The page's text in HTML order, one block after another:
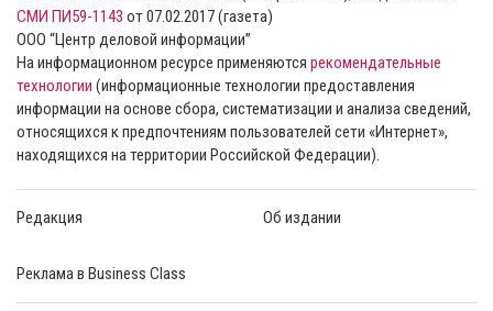
СМИ ПИ59-1143 от 07.02.2017 (газета)
ООО “Центр деловой информации”
На информационном ресурсе применяются рекомендательные
технологии (информационные технологии предоставления
информации на основе сбора, систематизации и анализа сведений,
относящихся к предпочтениям пользователей сети «Интернет»,
находящихся на территории Российской Федерации).
Редакция Об издании
Реклама в Business Class